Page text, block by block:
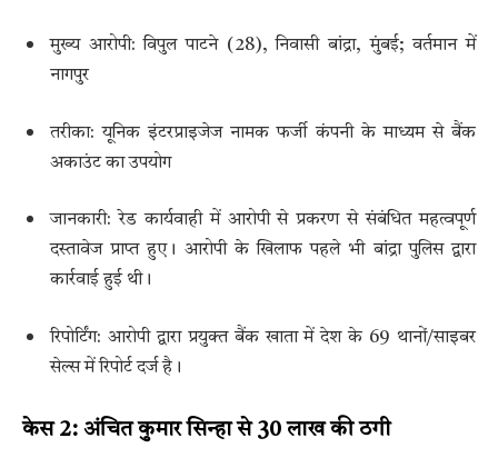
मुख्य आरोपी: विपुल पाटने (28), निवासी बांद्रा, मुंबई; वर्तमान में
नागपुर
तरीका: यूनिक इंटरप्राइजेज नामक फर्जी कंपनी के माध्यम से बैंक
अकाउंट का उपयोग
जानकारी: रेड कार्यवाही में आरोपी से प्रकरण से संबंधित महत्वपूर्ण
दस्तावेज प्राप्त हुए। आरोपी के खिलाफ पहले भी बांद्रा पुलिस द्वारा
कार्रवाई हुई थी।
रिपोर्टिंग: आरोपी द्वारा प्रयुक्त बैंक खाता में देश के 69 थानों/साइबर
सेल्स में रिपोर्ट दर्ज है।
केस 2: अंचित कुमार सिन्हा से 30 लाख की ठगी